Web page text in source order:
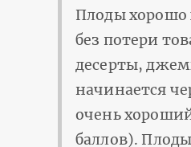
Плоды хорошо
без потери
десерты,
начинается
очень
баллов).